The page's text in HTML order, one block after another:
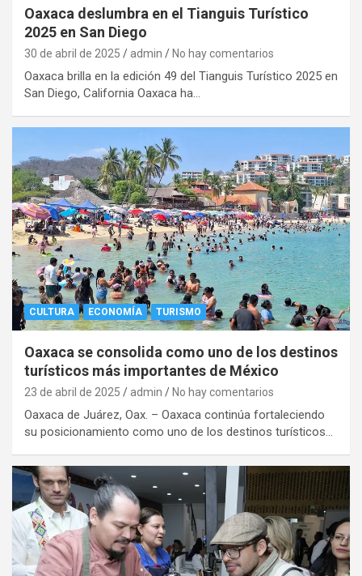
Oaxaca deslumbra en el Tianguis Turístico
2025 en San Diego
30 de abril de 2025 admin No hay comentarios
Oaxaca brilla en la edición 49 del Tianguis Turístico 2025 en
San Diego, California Oaxaca ha…
CULTURA ECONOMÍA TURISMO
Oaxaca se consolida como uno de los destinos
turísticos más importantes de México
23 de abril de 2025 admin No hay comentarios
Oaxaca de Juárez, Oax. – Oaxaca continúa fortaleciendo
su posicionamiento como uno de los destinos turísticos…